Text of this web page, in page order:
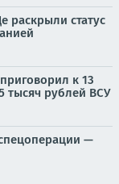
раскрыли статус
к 13
тысяч рублей ВСУ
—